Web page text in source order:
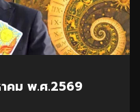
คม พ.ศ.2569